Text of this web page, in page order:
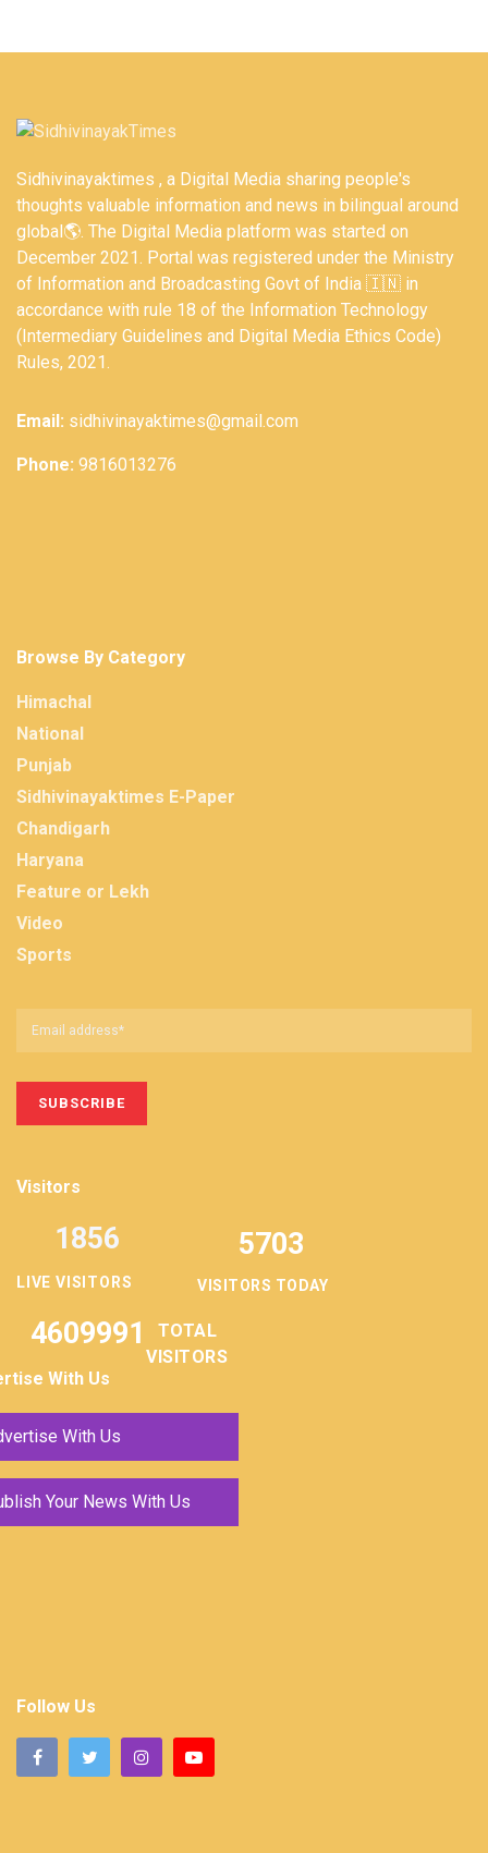
Sidhivinayaktimes , a Digital Media sharing people's
thoughts valuable information and news in bilingual around
global🌎. The Digital Media platform was started on
December 2021. Portal was registered under the Ministry
of Information and Broadcasting Govt of India 🇮🇳 in
accordance with rule 18 of the Information Technology
(Intermediary Guidelines and Digital Media Ethics Code)
Rules, 2021.
Email: sidhivinayaktimes@gmail.com
Phone: 9816013276
Browse By Category
Himachal
National
Punjab
Sidhivinayaktimes E-Paper
Chandigarh
Haryana
Feature or Lekh
Video
Sports
Visitors
LIVE VISITORS
1856 5703
VISITORS TODAY
4609991
TOTAL
VISITORS
With Us
With Us
Your News With Us
Follow Us